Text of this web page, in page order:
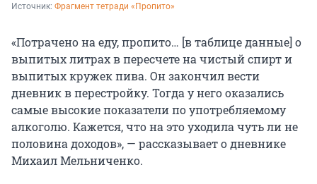
Источник: Фрагмент тетради «Пропито»
«Потрачено на еду, пропито… [в таблице данные] о
выпитых литрах в пересчете на чистый спирт и
выпитых кружек пива. Он закончил вести
дневник в перестройку. Тогда у него оказались
самые высокие показатели по употребляемому
алкоголю. Кажется, что на это уходила чуть ли не
половина доходов», — рассказывает о дневнике
Михаил Мельниченко.